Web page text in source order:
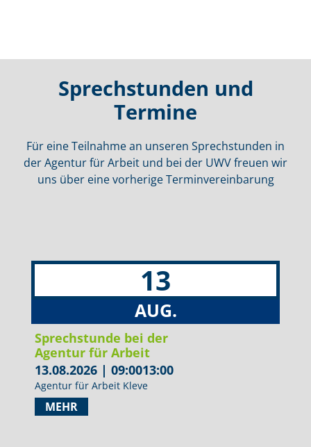
Sprechstunden und
Termine
Für eine Teilnahme an unseren Sprechstunden in
der Agentur für Arbeit und bei der UWV freuen wir
uns über eine vorherige Terminvereinbarung
13
AUG.
Sprechstunde bei der
Agentur für Arbeit
13.08.2026 | 09:0013:00
Agentur für Arbeit Kleve
MEHR